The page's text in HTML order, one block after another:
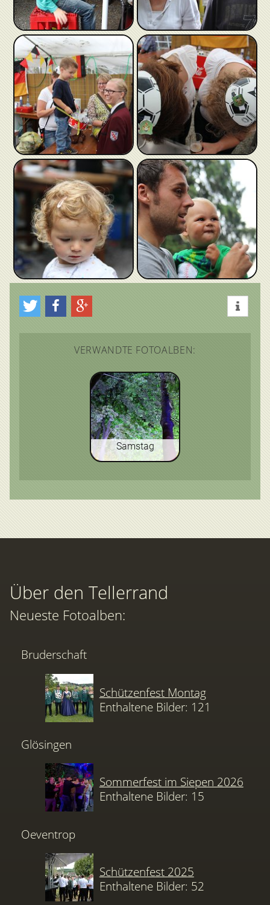
VERWANDTE FOTOALBEN:
Samstag
Über den Tellerrand
Neueste Fotoalben:
Bruderschaft
Schützenfest Montag
Enthaltene Bilder: 121
Glösingen
Sommerfest im Siepen 2026
Enthaltene Bilder: 15
Oeventrop
Schützenfest 2025
Enthaltene Bilder: 52